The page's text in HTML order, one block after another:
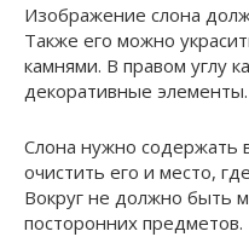
Изображение слона
Также его можно
камнями. В правом углу
декоративные элементы.
Слона нужно содержать
очистить его и место,
Вокруг не должно быть
посторонних предметов.